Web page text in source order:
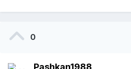
0
Pashkan1988